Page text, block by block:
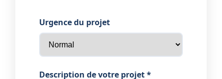
Urgence du projet
Description de votre projet *